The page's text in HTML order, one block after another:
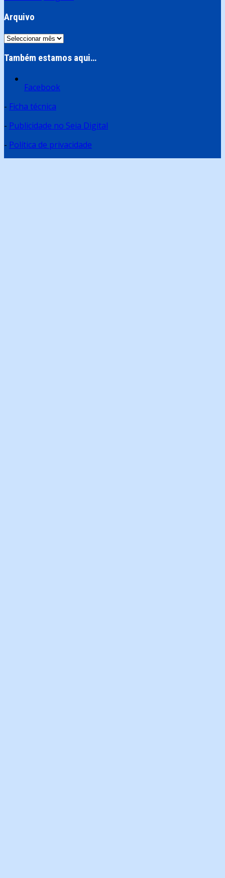
Arquivo
Arquivo
Também estamos aqui…
Facebook
- Ficha técnica
- Publicidade no Seia Digital
- Política de privacidade